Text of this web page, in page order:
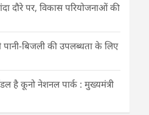
दौरे पर, विकास परियोजनाओं की
बिजली की उपलब्धता के लिए
है कूनो नेशनल पार्क : मुख्यमंत्री